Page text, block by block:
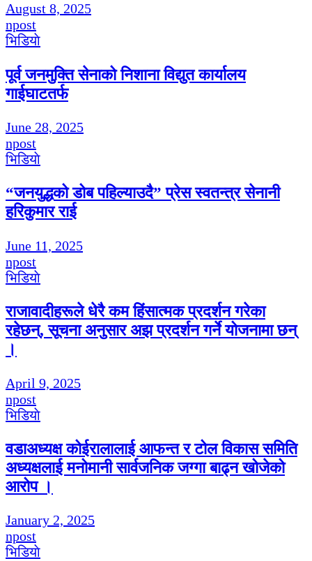
August 8, 2025
npost
भिडियाे
पूर्व जनमुक्ति सेनाको निशाना विद्युत कार्यालय
गाईघाटतर्फ
June 28, 2025
npost
भिडियाे
“जनयुद्धको डोब पहिल्याउदै” प्रेस स्वतन्त्र सेनानी
हरिकुमार राई
June 11, 2025
npost
भिडियाे
राजावादीहरूले धेरै कम हिंसात्मक प्रदर्शन गरेका
रहेछन्, सूचना अनुसार अझ प्रदर्शन गर्ने योजनामा छन्
।
April 9, 2025
npost
भिडियाे
वडाअध्यक्ष कोईरालालाई आफन्त र टोल विकास समिति
अध्यक्षलाई मनोमानी सार्वजनिक जग्गा बाढ्न खोजेको
आरोप ।
January 2, 2025
npost
भिडियाे